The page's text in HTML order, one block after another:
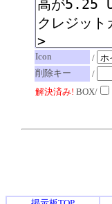
Icon /
削除キー /
解決済み! BOX/